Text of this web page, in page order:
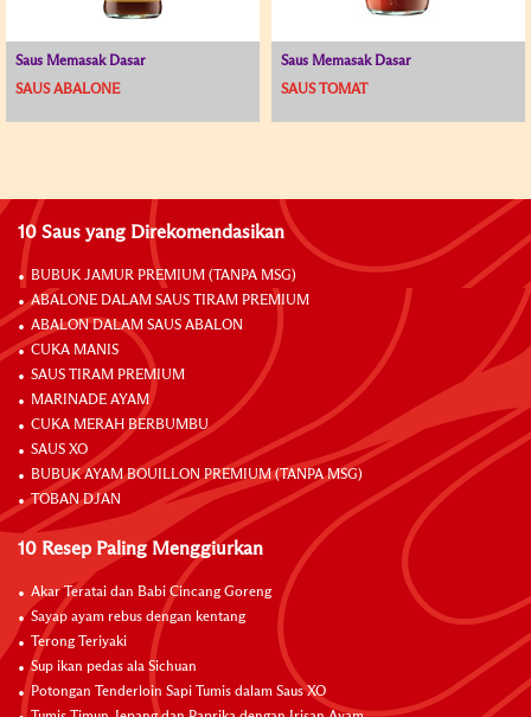
Saus Memasak Dasar
SAUS ABALONE
Saus Memasak Dasar
SAUS TOMAT
10 Saus yang Direkomendasikan
BUBUK JAMUR PREMIUM (TANPA MSG)
ABALONE DALAM SAUS TIRAM PREMIUM
ABALON DALAM SAUS ABALON
CUKA MANIS
SAUS TIRAM PREMIUM
MARINADE AYAM
CUKA MERAH BERBUMBU
SAUS XO
BUBUK AYAM BOUILLON PREMIUM (TANPA MSG)
TOBAN DJAN
10 Resep Paling Menggiurkan
Akar Teratai dan Babi Cincang Goreng
Sayap ayam rebus dengan kentang
Terong Teriyaki
Sup ikan pedas ala Sichuan
Potongan Tenderloin Sapi Tumis dalam Saus XO